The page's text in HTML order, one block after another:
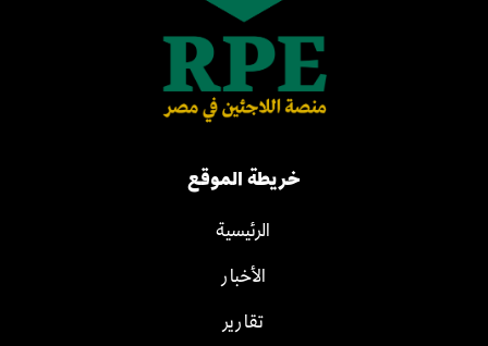
خريطة الموقع
الرئيسية
الأخبار
تقارير